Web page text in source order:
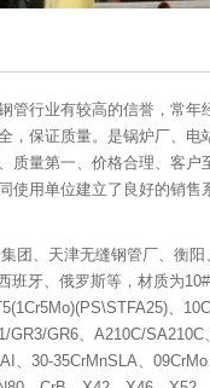
管行业有较高的信誉，常年
，保证质量。是锅炉厂、电
量第一、价格合理、客户
使用单位建立了良好的销售
团、天津无缝钢管厂、衡
牙、俄罗斯等，材质为10#
、
GR6、A210C/SA210C
30-35CrMnSLA、09CrMo